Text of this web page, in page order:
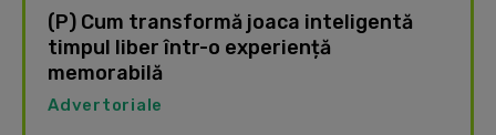
(P) Cum transformă joaca inteligentă
timpul liber într-o experiență
memorabilă
Advertoriale